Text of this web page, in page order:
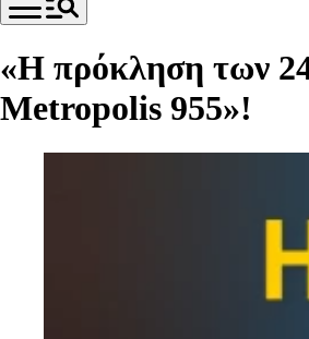
«Η πρόκληση των
Metropolis 955»!